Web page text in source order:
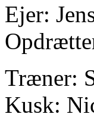
Ejer:
Træner:
Kusk: